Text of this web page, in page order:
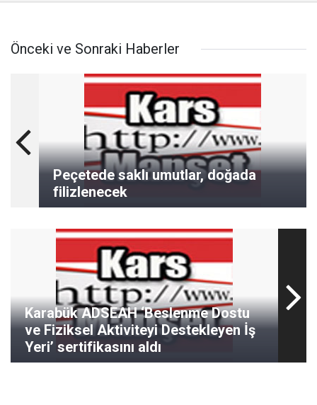
Önceki ve Sonraki Haberler
Peçetede saklı umutlar, doğada
filizlenecek
Karabük ADSEAH ‘Beslenme Dostu
ve Fiziksel Aktiviteyi Destekleyen İş
Yeri’ sertifikasını aldı